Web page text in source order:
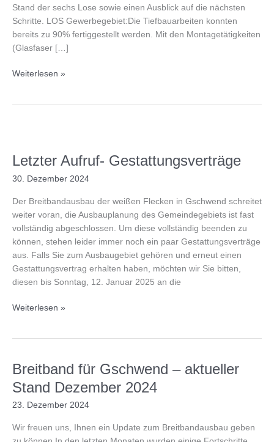
Stand der sechs Lose sowie einen Ausblick auf die nächsten
Schritte. LOS Gewerbegebiet:Die Tiefbauarbeiten konnten
bereits zu 90% fertiggestellt werden. Mit den Montagetätigkeiten
(Glasfaser […]
Breitband
Februar
2025
Weiterlesen »
Letzter Aufruf- Gestattungsverträge
30. Dezember 2024
Der Breitbandausbau der weißen Flecken in Gschwend schreitet
weiter voran, die Ausbauplanung des Gemeindegebiets ist fast
vollständig abgeschlossen. Um diese vollständig beenden zu
können, stehen leider immer noch ein paar Gestattungsverträge
aus. Falls Sie zum Ausbaugebiet gehören und erneut einen
Gestattungsvertrag erhalten haben, möchten wir Sie bitten,
diesen bis Sonntag, 12. Januar 2025 an die
Letzter
Weiterlesen »
Breitband für Gschwend – aktueller
Stand Dezember 2024
23. Dezember 2024
Wir freuen uns, Ihnen ein Update zum Breitbandausbau geben